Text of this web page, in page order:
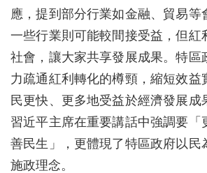
應，提到部分行業如金融、貿易等
一些行業則可能較間接受益，但紅
社會，讓大家共享發展成果。特區
力疏通紅利轉化的樽頸，縮短效益
民更快、更多地受益於經濟發展成
習近平主席在重要講話中強調要「
善民生」，更體現了特區政府以民
施政理念。